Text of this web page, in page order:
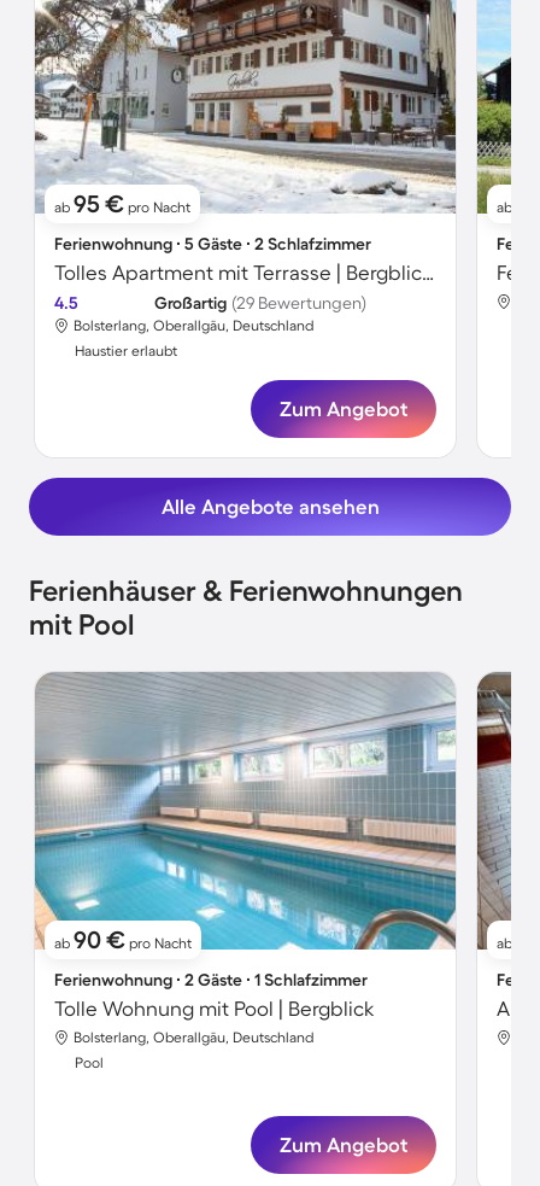
ab 95 € pro Nacht
Ferienwohnung ∙ 5 Gäste ∙ 2 Schlafzimmer
Tolles Apartment mit Terrasse | Bergblick | Haustiere sind willkommen
4.5 Großartig (29 Bewertungen)
Bolsterlang, Oberallgäu, Deutschland
Haustier erlaubt
Zum Angebot
ab
Alle Angebote ansehen
Ferienhäuser & Ferienwohnungen
mit Pool
ab 90 € pro Nacht
Ferienwohnung ∙ 2 Gäste ∙ 1 Schlafzimmer
Tolle Wohnung mit Pool | Bergblick
Bolsterlang, Oberallgäu, Deutschland
Pool
Zum Angebot
ab